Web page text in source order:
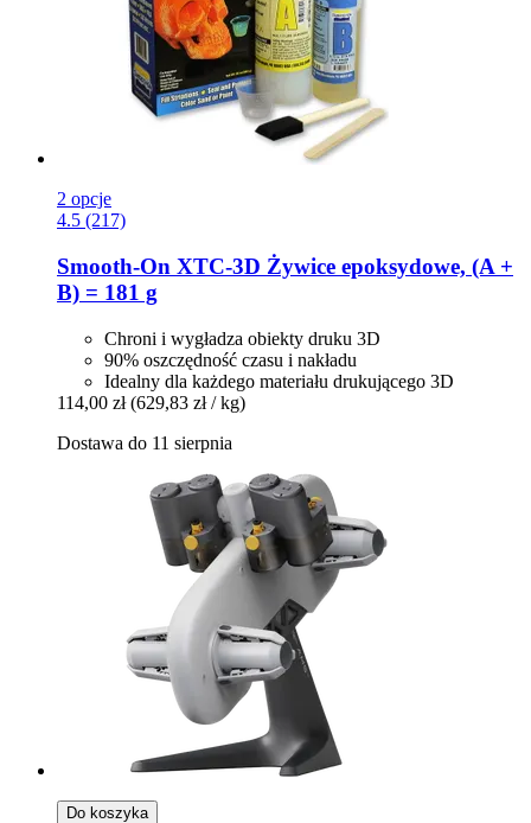
2 opcje
4.5 (217)
Smooth-On XTC-​3D Żywice epoksydowe, (A +
B) = 181 g
Chroni i wygładza obiekty druku 3D
90% oszczędność czasu i nakładu
Idealny dla każdego materiału drukującego 3D
114,00 zł (629,83 zł / kg)
Dostawa do 11 sierpnia
Do koszyka